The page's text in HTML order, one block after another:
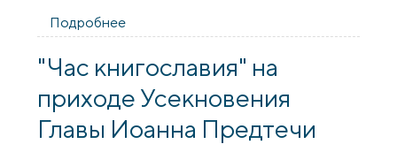
Подробнее
хосписе
"Час книгославия" на
приходе Усекновения
Главы Иоанна Предтечи